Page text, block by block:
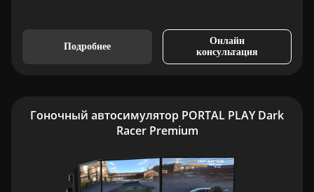
Подробнее
Онлайн
консультация
Гоночный автосимулятор PORTAL PLAY Dark
Racer Premium